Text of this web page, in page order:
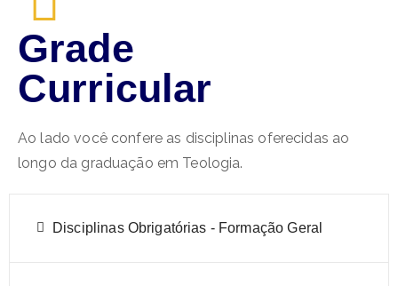
Grade
Curricular
Ao lado você confere as disciplinas oferecidas ao
longo da graduação em Teologia.
Disciplinas Obrigatórias - Formação Geral